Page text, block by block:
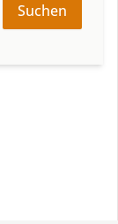
Suchen